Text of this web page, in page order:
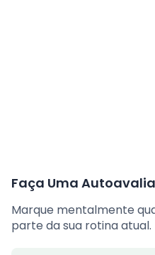
Faça Uma
Marque mentalmente
parte da sua rotina atual.